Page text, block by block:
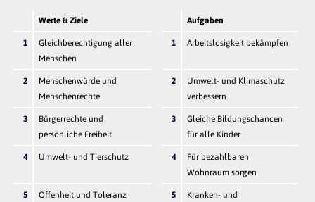
Werte & Ziele Aufgaben
1
Gleichberechtigung aller
Menschen
1 Arbeitslosigkeit bekämpfen
2
Menschenwürde und
Menschenrechte
2
Umwelt- und Klimaschutz
verbessern
3
Bürgerrechte und
persönliche Freiheit
3
Gleiche Bildungschancen
für alle Kinder
4 Umwelt- und Tierschutz 4
Für bezahlbaren
Wohnraum sorgen
5 Offenheit und Toleranz 5
Kranken- und